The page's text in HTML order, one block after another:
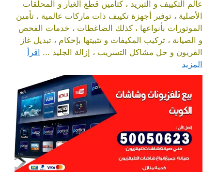
عالم التكييف و التبريد ، كتأمين قطع الغيار و المحلقات
الأصلية ، توفير أجهزة تكييف ذات ماركات عالمية ، تأمين
الموتورات بأنواعها ، كذلك الضاغطات ، خدمات الفحص
و الصيانة ، تركيب المكيفات و تثبيتها بإحكام ، تبديل غاز
الفريون و حل مشاكل التسريب ، إزالة الجليد ... اقرأ
المزيد